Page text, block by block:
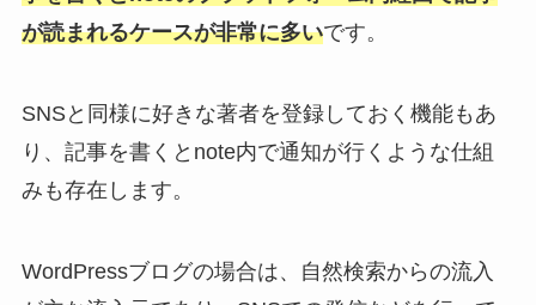
が読まれるケースが非常に多いです。
SNSと同様に好きな著者を登録しておく機能もあ
り、記事を書くとnote内で通知が行くような仕組
みも存在します。
WordPressブログの場合は、自然検索からの流入